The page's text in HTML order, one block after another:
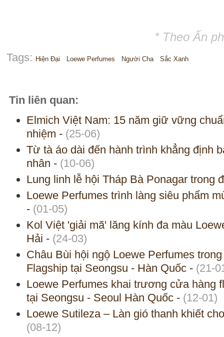
* Theo Ấn
Tags: Hiện Đại Loewe Perfumes Người Cha Sắc Xanh
Tin liên quan:
Elmich Việt Nam: 15 năm giữ vững
nhiệm - (25-06)
Từ tà áo dài đến hành trình khẳng định
nhân - (10-06)
Lung linh lễ hội Tháp Bà Ponagar trong
Loewe Perfumes trình làng siêu phẩm
- (01-05)
Kol Việt 'giải mã' lăng kính đa màu
Hải - (24-03)
Châu Bùi hội ngộ Loewe Perfumes
Flagship tại Seongsu - Hàn Quốc - (21-
Loewe Perfumes khai trương cửa hàng
tại Seongsu - Seoul Hàn Quốc - (12-01)
Loewe Sutileza – Làn gió thanh khiết
(08-12)